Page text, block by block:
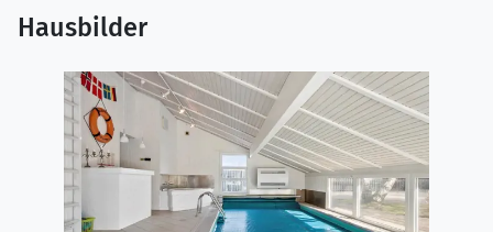
Draußen erwarten euch wunderschöne
Terrassenbereiche und ein gepflegter Garten, die zu
gemütlichen Stunden unter freiem Himmel einladen.
Die große Terrasse ist ideal für den Morgenkaffee oder
einen langen Grillabend, während die Sonne über der
ruhigen Umgebung untergeht. Der separate Anbau
Hausbilder